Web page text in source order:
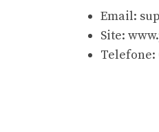
Email:
Site:
Telefone: